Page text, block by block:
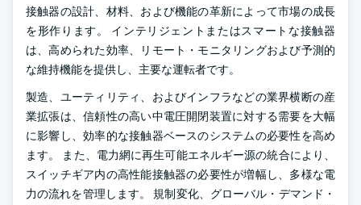
接触器の設計、材料、および機能の革新によって市場の成長
を形作ります。 インテリジェントまたはスマートな接触器
は、高められた効率、リモート・モニタリングおよび予測的
な維持機能を提供し、主要な運転者です。
製造、ユーティリティ、およびインフラなどの業界横断の産
業拡張は、信頼性の高い中電圧開閉装置に対する需要を大幅
に影響し、効率的な接触器ベースのシステムの必要性を高め
ます。 また、電力網に再生可能エネルギー源の統合により、
スイッチギア内の高性能接触器の必要性が増幅し、多様な電
力の流れを管理します。 規制変化、グローバル・デマンド・